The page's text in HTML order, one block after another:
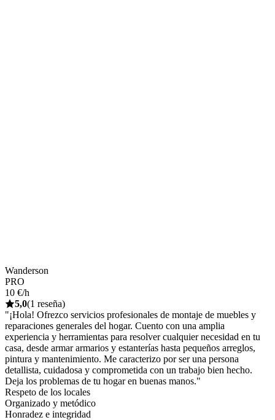
Wanderson
PRO
10 €/h
5,0(1 reseña)
"¡Hola! Ofrezco servicios profesionales de montaje de muebles y
reparaciones generales del hogar. Cuento con una amplia
experiencia y herramientas para resolver cualquier necesidad en tu
casa, desde armar armarios y estanterías hasta pequeños arreglos,
pintura y mantenimiento. Me caracterizo por ser una persona
detallista, cuidadosa y comprometida con un trabajo bien hecho.
Deja los problemas de tu hogar en buenas manos."
Respeto de los locales
Organizado y metódico
Honradez e integridad